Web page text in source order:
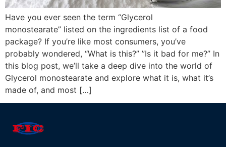
Have you ever seen the term “Glycerol
monostearate” listed on the ingredients list of a food
package? If you’re like most consumers, you’ve
probably wondered, “What is this?” ”Is it bad for me?” In
this blog post, we’ll take a deep dive into the world of
Glycerol monostearate and explore what it is, what it’s
made of, and most […]